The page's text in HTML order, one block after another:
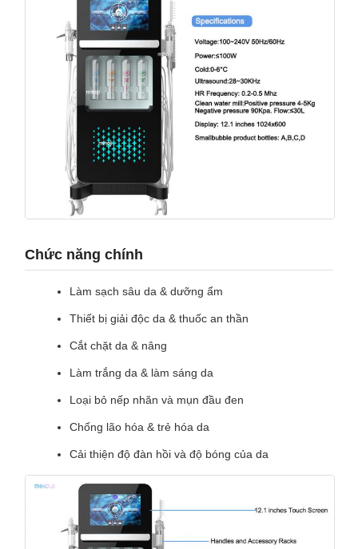
Chức năng chính
Làm sạch sâu da & dưỡng ẩm
Thiết bị giải độc da & thuốc an thần
Cắt chặt da & nâng
Làm trắng da & làm sáng da
Loại bỏ nếp nhăn và mụn đầu đen
Chống lão hóa & trẻ hóa da
Cải thiện độ đàn hồi và độ bóng của da